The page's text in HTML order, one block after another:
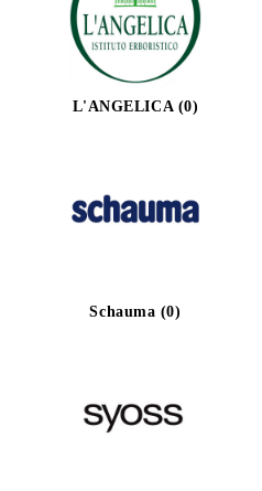
L'ANGELICA (0)
Schauma (0)